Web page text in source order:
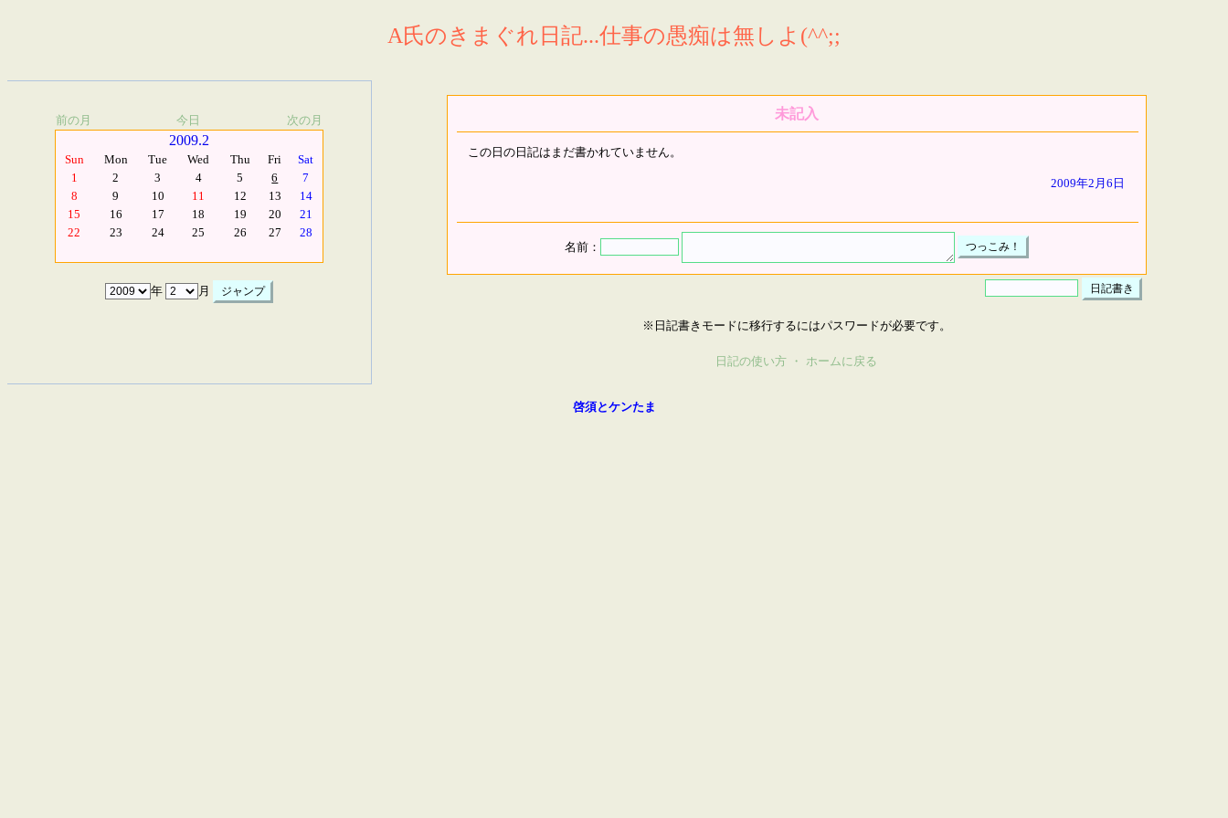
A氏のきまぐれ日記...仕事の愚痴は無しよ(^^;;
前の月 今日 次の月
2009.2
Sun Mon Tue Wed Thu Fri
Sat
1
2 3 4 5 6
7
8
9 10 11 12 13
14
15
16 17 18 19 20
21
22
23 24 25 26 27 28
年 月
未記入
この日の日記はまだ書かれていません。
2009年2月6日
名前：
※日記書きモードに移行するにはパスワードが必要です。
日記の使い方 ・ ホームに戻る
啓須とケンたま